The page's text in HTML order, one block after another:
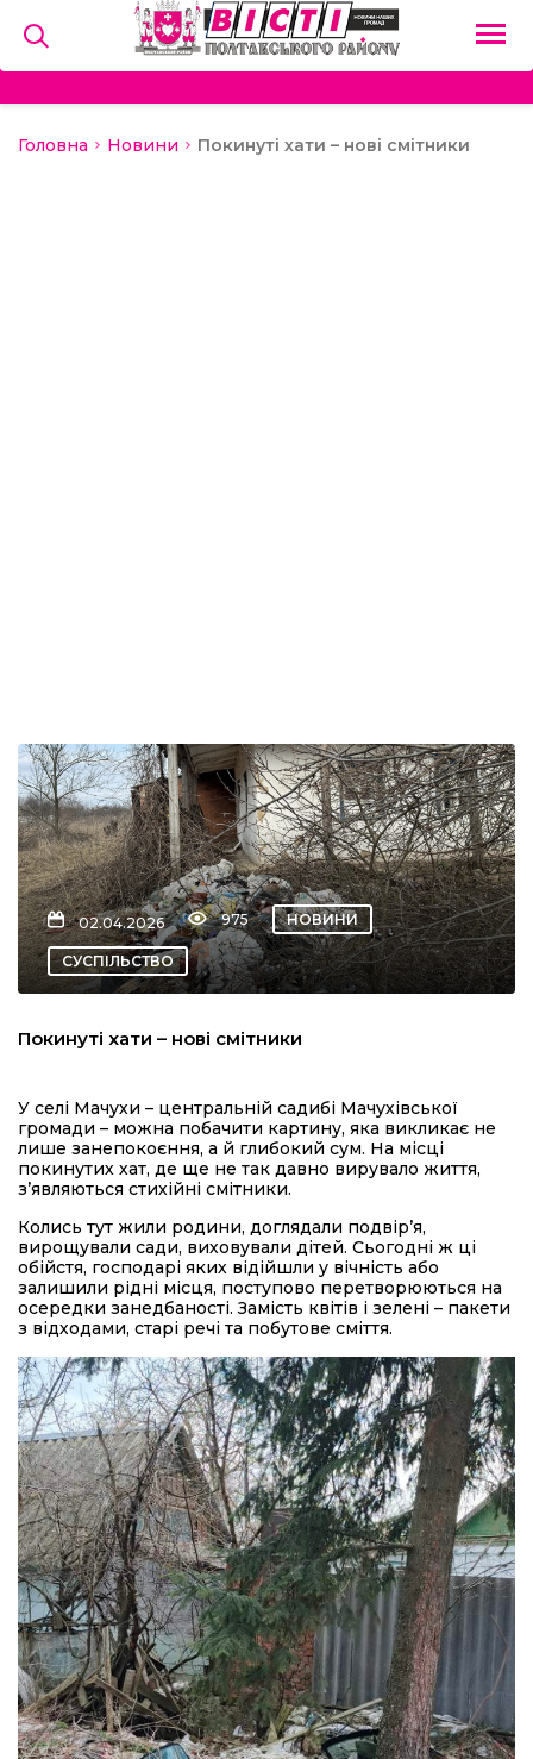
Головна Новини Покинуті хати – нові смітники
02.04.2026 975 НОВИНИ
СУСПІЛЬСТВО
Покинуті хати – нові смітники
У селі Мачухи – центральній садибі Мачухівської
громади – можна побачити картину, яка викликає не
лише занепокоєння, а й глибокий сум. На місці
покинутих хат, де ще не так давно вирувало життя,
з’являються стихійні смітники.
Колись тут жили родини, доглядали подвір’я,
вирощували сади, виховували дітей. Сьогодні ж ці
обійстя, господарі яких відійшли у вічність або
залишили рідні місця, поступово перетворюються на
осередки занедбаності. Замість квітів і зелені – пакети
з відходами, старі речі та побутове сміття.